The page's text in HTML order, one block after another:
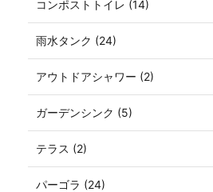
コンポストトイレ (14)
雨水タンク (24)
アウトドアシャワー (2)
ガーデンシンク (5)
テラス (2)
パーゴラ (24)